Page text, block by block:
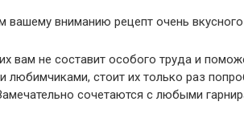
вашему вниманию рецепт очень
вам не составит особого труда и
любимчиками, стоит их только раз
сочетаются с любыми